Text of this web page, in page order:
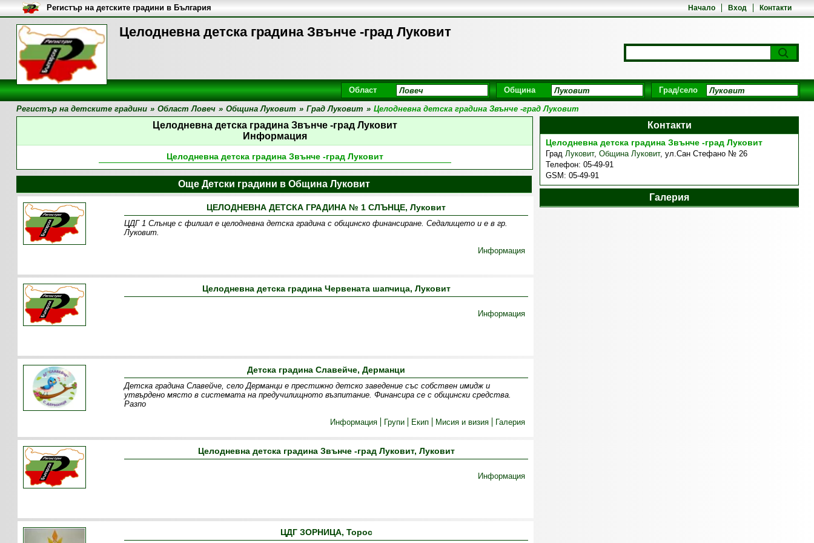
Целодневна детска градина Звънче -град Луковит
Начало Вход Контакти
Регистър на детските градини в България
Област Община Град/село
Регистър на детските градини » Област Ловеч » Община Луковит » Град Луковит » Целодневна детска градина Звънче -град Луковит
Целодневна детска градина Звънче -град Луковит
Информация
Целодневна детска градина Звънче -град Луковит
Контакти
Целодневна детска градина Звънче -град Луковит
Град Луковит, Община Луковит, ул.Сан Стефано № 26
Телефон: 05-49-91
GSM: 05-49-91
Галерия
Още Детски градини в Община Луковит
ЦЕЛОДНЕВНА ДЕТСКА ГРАДИНА № 1 СЛЪНЦЕ, Луковит
ЦДГ 1 Слънце с филиал е целодневна детска градина с общинско финансиране. Седалището и е в гр.
Луковит.
Информация
Целодневна детска градина Червената шапчица, Луковит
Информация
Детска градина Славейче, Дерманци
Детска градина Славейче, село Дерманци е престижно детско заведение със собствен имидж и
утвърдено място в системата на предучилищното възпитание. Финансира се с общински средства.
Разпо
Информация
Групи Екип Мисия и визия Галерия
Целодневна детска градина Звънче -град Луковит, Луковит
Информация
ЦДГ ЗОРНИЦА, Торос